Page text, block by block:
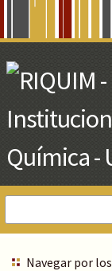
Main
Content
Navegar por